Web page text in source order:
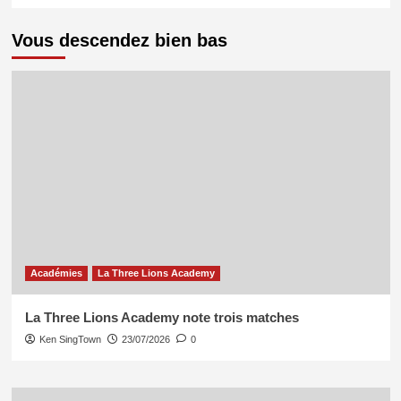
Vous descendez bien bas
Académies La Three Lions Academy
La Three Lions Academy note trois matches
Ken SingTown 23/07/2026 0